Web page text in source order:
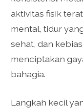
aktivitas fisik
mental, tidur
sehat, dan
menciptakan
bahagia.
Langkah kecil